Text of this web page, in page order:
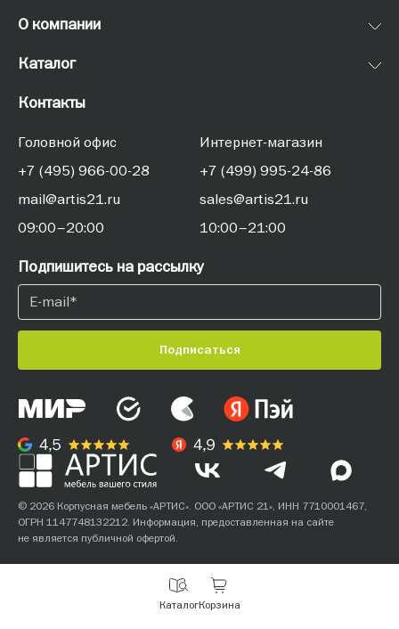
КаталогКорзина
О компании
Каталог
Контакты
Головной офис
+7 (495) 966-00-28
mail@artis21.ru
09:00–20:00
Интернет-магазин
+7 (499) 995-24-86
sales@artis21.ru
10:00–21:00
Подпишитесь на рассылку
Подписаться
© 2026 Корпусная мебель «АРТИС». ООО «АРТИС 21», ИНН 7710001467,
ОГРН 1147748132212. Информация, предоставленная на сайте
не является публичной офертой.